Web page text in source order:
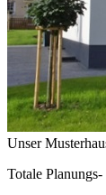
Unser
Totale